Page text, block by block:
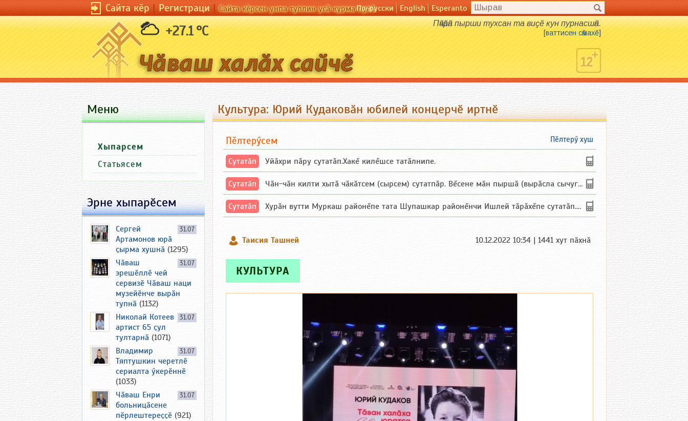
Сайта кӗр|Регистраци|Сайта кӗрсен унпа туллин усӑ курма пулӗПо-русски English Esperanto
+27.1 °C Пӑчӑрӑн пырши тухсан та виҫӗ кун пурнасшӑн.
[ваттисен сӑмахӗ]
Культура: Юрий Кудаковӑн юбилей концерчӗ иртнӗ
Пӗлтерӳ хуш
Пӗлтерӳсем
Сутатӑп Уйăхри пăру сутатăп.Хакĕ килĕшсе татăлнипе.
Сутатӑп Чăн-чăн килти хытă чăкăтсем (сырсем) сутатпăр. Вĕсене мăн пыршă (вырăсла сычуг) ...
Сутатӑп Хурăн вутти Муркаш районĕпе тата Шупашкар районĕнчи Ишлей тăрăхĕпе сутатăп. Ха...
Таисия Ташней 10.12.2022 10:34 | 1441 хут пӑхнӑ
КУЛЬТУРА
Меню
Хыпарсем
Статьясем
Эрне хыпарӗсем
31.07
Сергей
Артамонов юрӑ
ҫырма хушнӑ (1295)
31.07
Чӑваш
эрешӗллӗ чей
сервизӗ Чӑваш наци
музейӗнче вырӑн
тупнӑ (1132)
31.07
Николай Котеев
артист 65 ҫул
тултарнӑ (1071)
31.07
Владимир
Тяптушкин черетлӗ
сериалта ӳкерӗннӗ
(1033)
31.07
Чӑваш Енри
больницӑсене
пӗрлештереҫҫӗ (921)